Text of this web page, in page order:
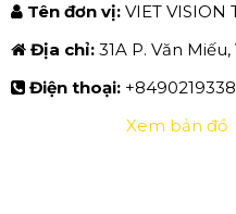
Tên đơn vị: VIET VISION
Địa chỉ: 31A P. Văn
Điện thoại:
Xem bản đồ